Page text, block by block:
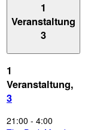
1
Veranstaltung
3
1
Veranstaltung,
3
21:00 - 4:00